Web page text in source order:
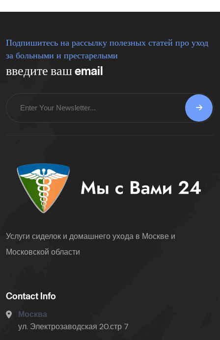
Подпишитесь на рассылку полезных статей про уход
за больными и престарелыми
введите ваш email
Услуги сиделок и домашнего ухода в Москве и
Московской области
Contact Info
Москва
ул. Электрозаводская 20.стр 7